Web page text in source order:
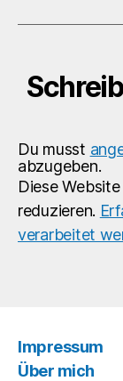
Du musst
abzugeben.
Diese
reduzieren.
verarbeitet
Impressum
Über mich